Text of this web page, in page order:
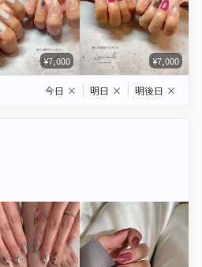
¥7,000 ¥7,000
今日 × 明日 × 明後日 ×